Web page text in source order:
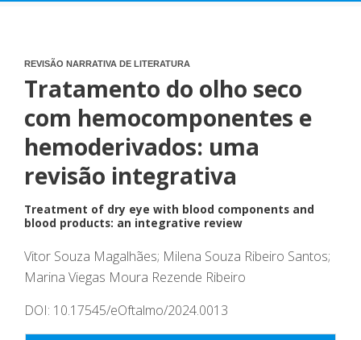
REVISÃO NARRATIVA DE LITERATURA
Tratamento do olho seco
com hemocomponentes e
hemoderivados: uma
revisão integrativa
Treatment of dry eye with blood components and
blood products: an integrative review
Vitor Souza Magalhães; Milena Souza Ribeiro Santos;
Marina Viegas Moura Rezende Ribeiro
DOI: 10.17545/eOftalmo/2024.0013